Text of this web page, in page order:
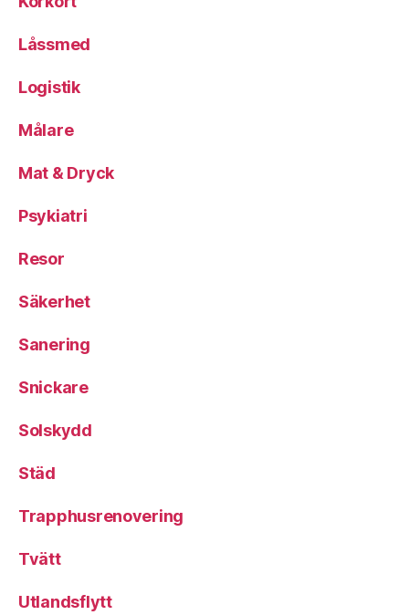
Låssmed
Logistik
Målare
Mat & Dryck
Psykiatri
Resor
Säkerhet
Sanering
Snickare
Solskydd
Städ
Trapphusrenovering
Tvätt
Utlandsflytt